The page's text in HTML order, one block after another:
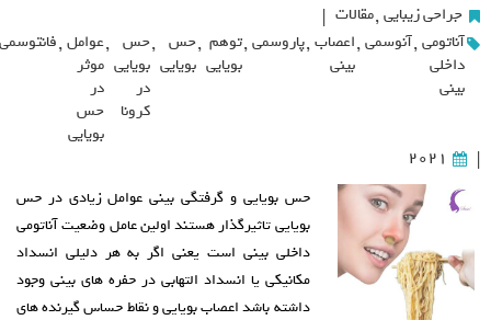
جراحی زیبایی ,مقالات |
آناتومی
داخلی
بینی
,آنوسمی ,اعصاب
بینی
,پاروسمی ,توهم
بویایی
,حس
بویایی
,حس
بویایی
در
کرونا
,عوامل
موثر
در
حس
بویایی
,فانتوسمی
|
2021
حس بویایی و گرفتگی بینی عوامل زیادی در حس
بویایی تاثیرگذار هستند اولین عامل وضعیت آناتومی
داخلی بینی است یعنی اگر به هر دلیلی انسداد
مکانیکی یا انسداد التهابی در حفره های بینی وجود
داشته باشد اعصاب بویایی و نقاط حساس گیرنده های